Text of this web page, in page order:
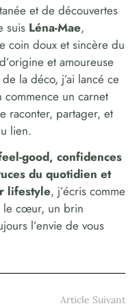
et de découvertes
suis Léna-Mae,
coin doux et sincère du
et amoureuse
la déco, j’ai lancé ce
un carnet
raconter, partager, et
lien.
good, confidences
du quotidien et
lifestyle, j’écris comme
le cœur, un brin
l’envie de vous
Article Suivant